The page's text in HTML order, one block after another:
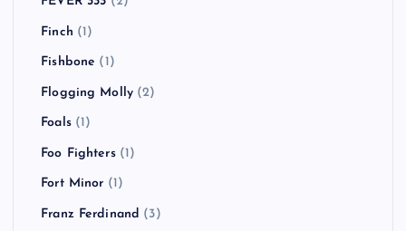
Finch (1)
Fishbone (1)
Flogging Molly (2)
Foals(1)
Foo Fighters(1)
Fort Minor (1)
Franz Ferdinand (3)